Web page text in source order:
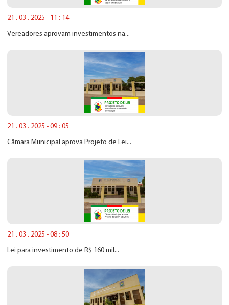
21 . 03 . 2025 - 11 : 14
Vereadores aprovam investimentos na...
21 . 03 . 2025 - 09 : 05
Câmara Municipal aprova Projeto de Lei...
21 . 03 . 2025 - 08 : 50
Lei para investimento de R$ 160 mil...